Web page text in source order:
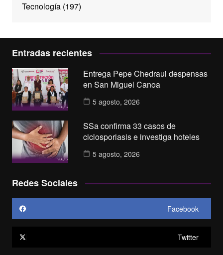
Tecnología(197)
Entradas recientes
Entrega Pepe Chedraui despensas
en San Miguel Canoa
5 agosto, 2026
SSa confirma 33 casos de
ciclosporiasis e investiga hoteles
5 agosto, 2026
Redes Sociales
Facebook
Twitter